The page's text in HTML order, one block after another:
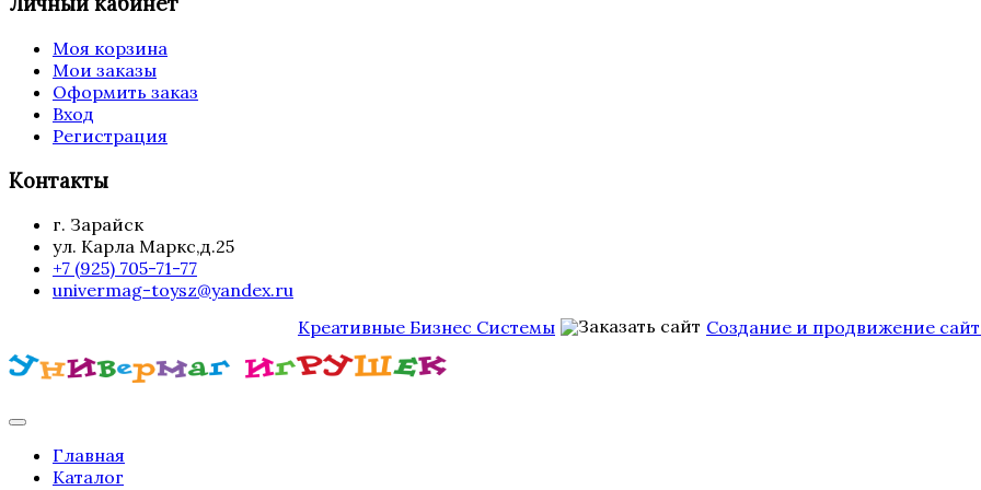
Моя корзина
Мои заказы
Оформить заказ
Вход
Регистрация
Контакты
г. Зарайск
ул. Карла Маркс,д.25
+7 (925) 705-71-77
univermag-toysz@yandex.ru
Креативные Бизнес Системы
Создание и продвижение
Главная
Каталог